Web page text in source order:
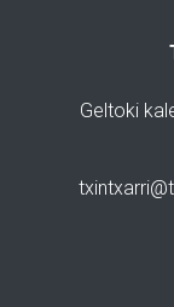
Geltoki